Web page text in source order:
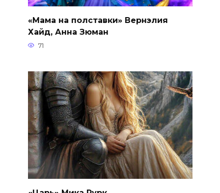
«Мама на полставки» Вернэлия
Хайд, Анна Зюман
71